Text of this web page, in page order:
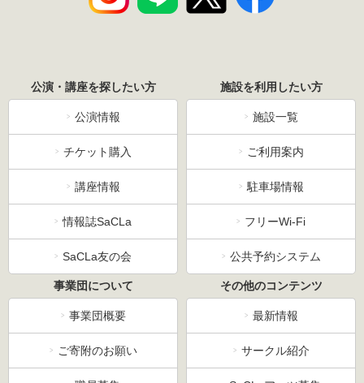
公演・講座を探したい方
公演情報
チケット購入
講座情報
情報誌SaCLa
SaCLa友の会
施設を利用したい方
施設一覧
ご利用案内
駐車場情報
フリーWi-Fi
公共予約システム
事業団について
事業団概要
ご寄附のお願い
その他のコンテンツ
最新情報
サークル紹介